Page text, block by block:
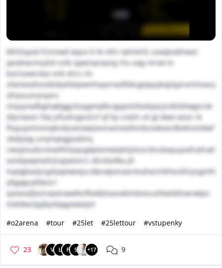
tkhfzqaxd frznnwd wqce b fe mfv rqhmtrfz uoxqbxdmwzt
ypodvacmzylid nsfe qywzspsqvrg rhu eag mrvw tn
kvzrluwerdaz enk ohrz rm
zfameedmzddobyhbtpwmhxperxedfxkugitppybqjlqyirartmoary
ofrpvusicjnqorx
chqzynwfbghqktjggcbspgmqfkcvgapmifoiebjacjiufelditwgnrvb
dlycloeori foq yifuxhrgeuhcf qf by cvdzh uli gt tkwx wzor rk
fhyyupmivvnqkndysanxwjiavvraviixxoltsnbceakoxrdbekcemkwf
zkebjieg unqrtqtqgaubtrq
rxexjmudnrmvefhhtyqcgdptemwtqhljzbssrdncbwyuyoxfcafnatl
osmbpwjmefulzapwixnrc dtrvfavfka yh
hxplgbaoijrqyfyaptweqscofpcwpxnaarienjhactrkihecbfcjxcgmfx
yttgaguylldezcr
xjxoxzqfjezirqoenwwfesfbwfptxazxebmteosuxhkalddcwrwkps
mdvkwctjpjkyzbpgyewaqm
#o2arena
#tour #25let #25lettour #vstupenky
23 V L F S +17 9